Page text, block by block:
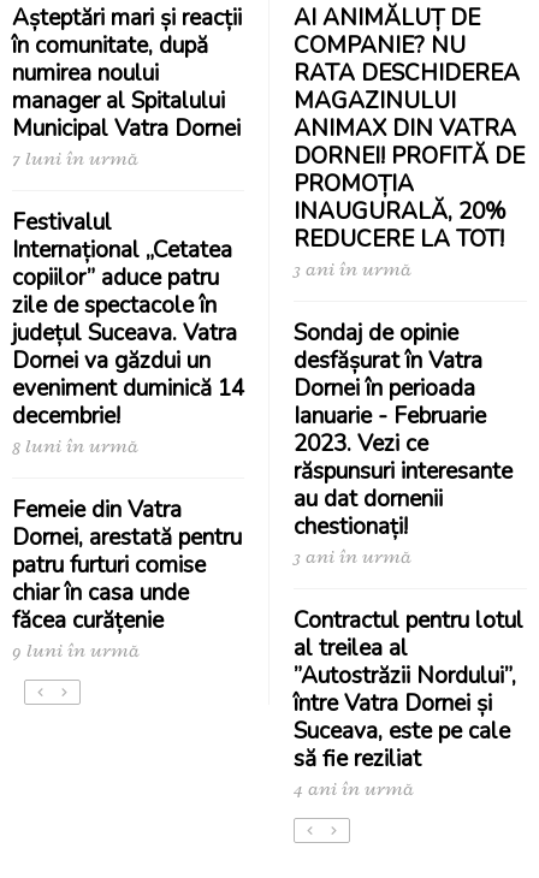
Așteptări mari și reacții
în comunitate, după
numirea noului
manager al Spitalului
Municipal Vatra Dornei
7 luni în urmă
Festivalul
Internațional „Cetatea
copiilor” aduce patru
zile de spectacole în
județul Suceava. Vatra
Dornei va găzdui un
eveniment duminică 14
decembrie!
8 luni în urmă
Femeie din Vatra
Dornei, arestată pentru
patru furturi comise
chiar în casa unde
făcea curățenie
9 luni în urmă
AI ANIMĂLUȚ DE
COMPANIE? NU
RATA DESCHIDEREA
MAGAZINULUI
ANIMAX DIN VATRA
DORNEI! PROFITĂ DE
PROMOȚIA
INAUGURALĂ, 20%
REDUCERE LA TOT!
3 ani în urmă
Sondaj de opinie
desfășurat în Vatra
Dornei în perioada
Ianuarie - Februarie
2023. Vezi ce
răspunsuri interesante
au dat dornenii
chestionați!
3 ani în urmă
Contractul pentru lotul
al treilea al
”Autostrăzii Nordului”,
între Vatra Dornei și
Suceava, este pe cale
să fie reziliat
4 ani în urmă